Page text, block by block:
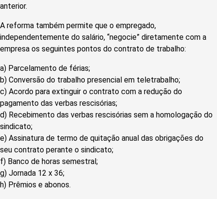
anterior.
A reforma também permite que o empregado,
independentemente do salário, “negocie” diretamente com a
empresa os seguintes pontos do contrato de trabalho:
a) Parcelamento de férias;
b) Conversão do trabalho presencial em teletrabalho;
c) Acordo para extinguir o contrato com a redução do
pagamento das verbas rescisórias;
d) Recebimento das verbas rescisórias sem a homologação do
sindicato;
e) Assinatura de termo de quitação anual das obrigações do
seu contrato perante o sindicato;
f) Banco de horas semestral;
g) Jornada 12 x 36;
h) Prêmios e abonos.